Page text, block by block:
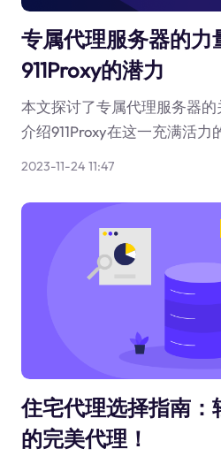
专属代理服务器的力
911Proxy的潜力
本文探讨了专属代理服务器
介绍911Proxy在这一充满活力
2023-11-24 11:47
住宅代理选择指南：
的完美代理！